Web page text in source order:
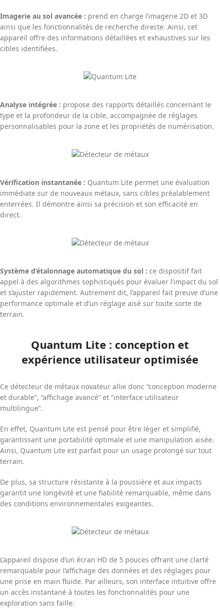
Imagerie au sol avancée : prend en charge l’imagerie 2D et 3D
ainsi que les fonctionnalités de recherche directe. Ainsi, cet
appareil offre des informations détaillées et exhaustives sur les
cibles identifiées.
Analyse intégrée : propose des rapports détaillés concernant le
type et la profondeur de la cible, accompagnée de réglages
personnalisables pour la zone et les propriétés de numérisation.
Vérification instantanée : Quantum Lite permet une évaluation
immédiate sur de nouveaux métaux, sans cibles préalablement
enterrées. Il démontre ainsi sa précision et son efficacité en
direct.
Système d’étalonnage automatique du sol : ce dispositif fait
appel à des algorithmes sophistiqués pour évaluer l’impact du sol
et s’ajuster rapidement. Autrement dit, l’appareil fait preuve d’une
performance optimale et d’un réglage aisé sur toute sorte de
terrain.
Quantum Lite : conception et
expérience utilisateur optimisée
Ce détecteur de métaux novateur allie donc “conception moderne
et durable”, “affichage avancé” et “interface utilisateur
multilingue”.
En effet, Quantum Lite est pensé pour être léger et simplifié,
garantissant une portabilité optimale et une manipulation aisée.
Ainsi, Quantum Lite est parfait pour un usage prolongé sur tout
terrain.
De plus, sa structure résistante à la poussière et aux impacts
garantit une longévité et une fiabilité remarquable, même dans
des conditions environnementales exigeantes.
L’appareil dispose d’un écran HD de 5 pouces offrant une clarté
remarquable pour l’affichage des données et des réglages pour
une prise en main fluide. Par ailleurs, son interface intuitive offre
un accès instantané à toutes les fonctionnalités pour une
exploration sans faille.